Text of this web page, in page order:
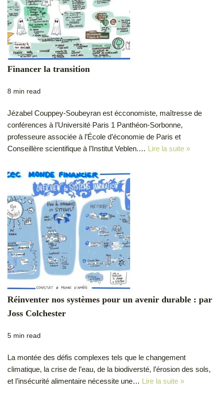
Financer la transition
8 min read
Jézabel Couppey-Soubeyran est écconomiste, maîtresse de
conférences à l’Université Paris 1 Panthéon-Sorbonne,
professeure associée à l’École d’économie de Paris et
Conseillère scientifique à l’Institut Veblen.… Lire la suite »
Réinventer nos systèmes pour un avenir durable : par
Joss Colchester
5 min read
La montée des défis complexes tels que le changement
climatique, la crise de l’eau, de la biodiversté, l’érosion des sols,
et l’insécurité alimentaire nécessite une… Lire la suite »